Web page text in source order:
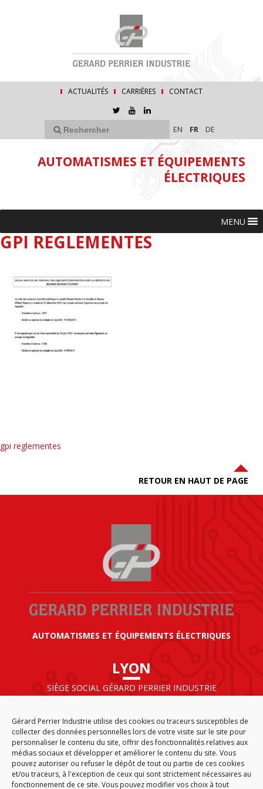
Gérard Perrier Industrie utilise des cookies ou traceurs susceptibles de
collecter des données personnelles lors de votre visite sur le site pour
personnaliser le contenu du site, offrir des fonctionnalités relatives aux
médias sociaux et développer et améliorer le contenu du site. Vous
pouvez autoriser ou refuser le dépôt de tout ou partie de ces cookies
et/ou traceurs, à l'exception de ceux qui sont strictement nécessaires au
fonctionnement de ce site. Vous pouvez modifier vos choix à tout
ACTUALITÉS CARRIÈRES CONTACT
EN FR DE
AUTOMATISMES ET ÉQUIPEMENTS
ÉLECTRIQUES
MENU
GPI REGLEMENTES
gpi reglementes
RETOUR EN HAUT DE PAGE
AUTOMATISMES ET ÉQUIPEMENTS ÉLECTRIQUES
LYON
SIÈGE SOCIAL GÉRARD PERRIER INDUSTRIE
69125 LYON AÉROPORT SAINT EXUPÉRY
FRANCE